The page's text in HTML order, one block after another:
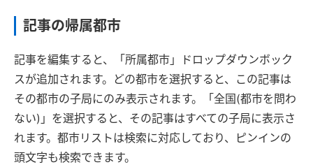
記事の帰属都市
記事を編集すると、「所属都市」ドロップダウンボック
スが追加されます。どの都市を選択すると、この記事は
その都市の子局にのみ表示されます。「全国(都市を問わ
ない)」を選択すると、その記事はすべての子局に表示さ
れます。都市リストは検索に対応しており、ピンインの
頭文字も検索できます。